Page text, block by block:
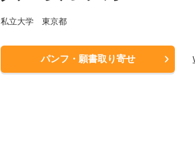
私立大学 東京都
パンフ・願書取り寄せ